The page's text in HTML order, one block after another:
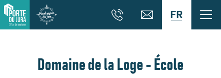
FR
Domaine de la Loge - École